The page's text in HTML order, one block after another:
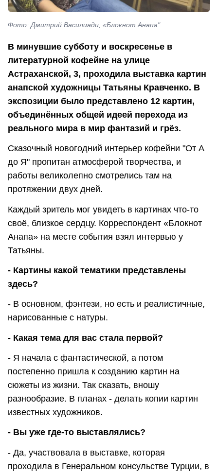
Фото: Дмитрий Василиади, «Блокнот Анапа"
В минувшие субботу и воскресенье в
литературной кофейне на улице
Астраханской, 3, проходила выставка картин
анапской художницы Татьяны Кравченко. В
экспозиции было представлено 12 картин,
объединённых общей идеей перехода из
реального мира в мир фантазий и грёз.
Сказочный новогодний интерьер кофейни "От А
до Я" пропитан атмосферой творчества, и
работы великолепно смотрелись там на
протяжении двух дней.
Каждый зритель мог увидеть в картинах что-то
своё, близкое сердцу. Корреспондент «Блокнот
Анапа» на месте события взял интервью у
Татьяны.
- Картины какой тематики представлены
здесь?
- В основном, фэнтези, но есть и реалистичные,
нарисованные с натуры.
- Какая тема для вас стала первой?
- Я начала с фантастической, а потом
постепенно пришла к созданию картин на
сюжеты из жизни. Так сказать, вношу
разнообразие. В планах - делать копии картин
известных художников.
- Вы уже где-то выставлялись?
- Да, участвовала в выставке, которая
проходила в Генеральном консульстве Турции, в